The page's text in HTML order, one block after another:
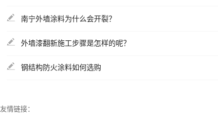
南宁外墙涂料为什么会开裂？
外墙漆翻新施工步骤是怎样的呢？
钢结构防火涂料如何选购
友情链接：